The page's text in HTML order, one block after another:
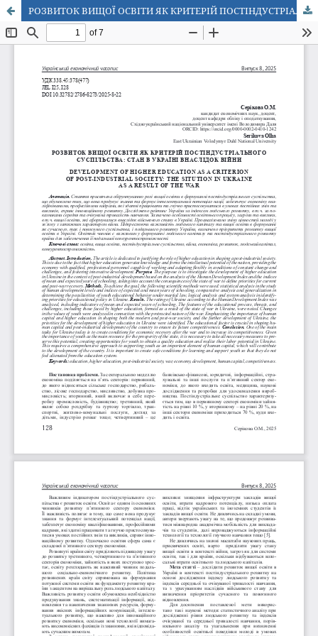
РОЗВИТОК ВИЩОЇ ОСВІТИ ЯК КРИТЕРІЙ ПОСТІНДУСТРІАЛЬНОГО СУСПІЛЬСТВА: СТАН В УКРАЇНІ ВНАСЛІДОК ВІЙНИ